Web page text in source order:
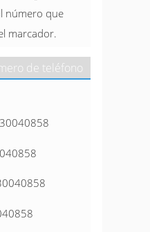
número que
marcador.
de teléfono